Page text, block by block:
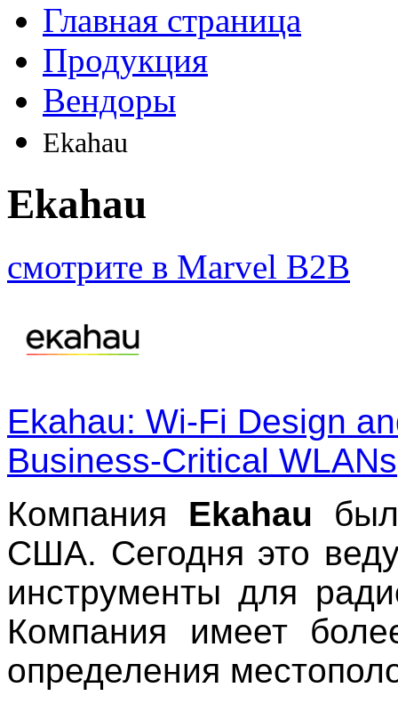
Главная страница
Продукция
Вендоры
Ekahau
Ekahau
смотрите в Marvel B2B
Ekahau: Wi-Fi Design
Business-Critical WLANs
Компания Ekahau
США. Сегодня это
инструменты для
Компания имеет
определения